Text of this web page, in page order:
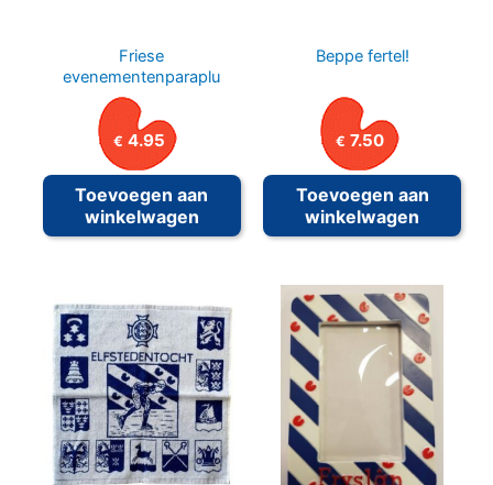
Friese
evenementenparaplu
€ 4.95
Toevoegen aan
winkelwagen
Beppe fertel!
€ 7.50
Toevoegen aan
winkelwagen